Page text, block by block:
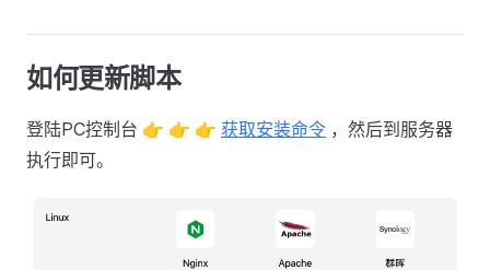
如何更新脚本
登陆PC控制台 👉 👉 👉 获取安装命令 ，然后到服务器
执行即可。